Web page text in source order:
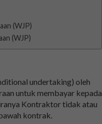
(WJP)
(WJP)
undertaking) oleh
untuk membayar kepada
Kontraktor tidak atau
kontrak.